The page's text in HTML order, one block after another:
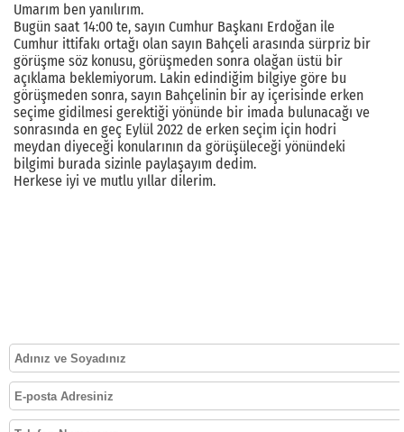
Umarım ben yanılırım.
Bugün saat 14:00 te, sayın Cumhur Başkanı Erdoğan ile
Cumhur ittifakı ortağı olan sayın Bahçeli arasında sürpriz bir
görüşme söz konusu, görüşmeden sonra olağan üstü bir
açıklama beklemiyorum. Lakin edindiğim bilgiye göre bu
görüşmeden sonra, sayın Bahçelinin bir ay içerisinde erken
seçime gidilmesi gerektiği yönünde bir imada bulunacağı ve
sonrasında en geç Eylül 2022 de erken seçim için hodri
meydan diyeceği konularının da görüşüleceği yönündeki
bilgimi burada sizinle paylaşayım dedim.
Herkese iyi ve mutlu yıllar dilerim.